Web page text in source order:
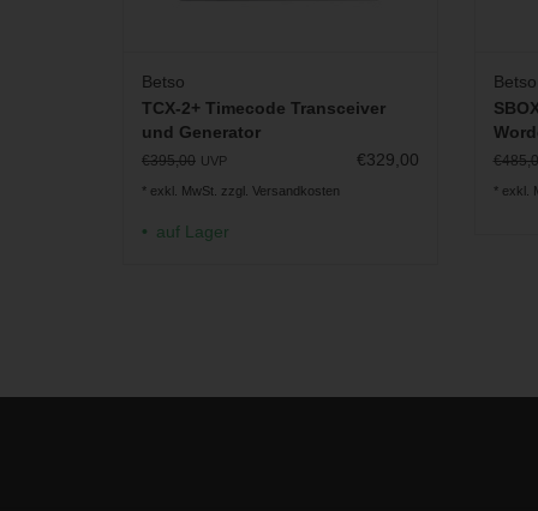
Betso
TCX-2+ Timecode Transceiver
und Generator
€395,00 UVP €329,00
* exkl. MwSt. zzgl. Versandkosten
auf Lager
Betso
* exkl.